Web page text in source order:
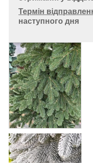
Термін
наступного дня